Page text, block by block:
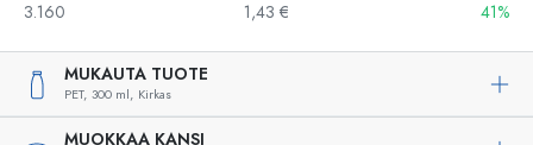
3.160
1,43 € 41%
MUKAUTA TUOTE
PET, 300 ml, Kirkas
MUOKKAA KANSI